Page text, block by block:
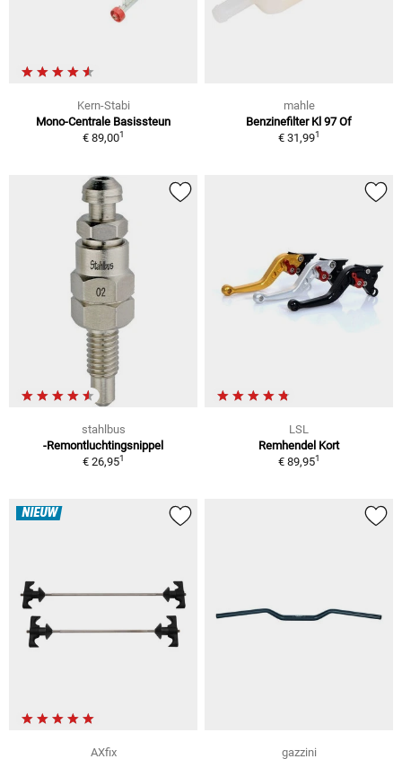
Kern-Stabi
Mono-Centrale Basissteun
€ 89,001
mahle
Benzinefilter Kl 97 Of
€ 31,991
stahlbus
-Remontluchtingsnippel
€ 26,951
LSL
Remhendel Kort
€ 89,951
NIEUW
AXfix
gazzini